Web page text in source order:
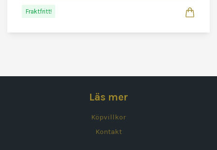
Fraktfritt!
Läs mer
Köpvillkor
Kontakt